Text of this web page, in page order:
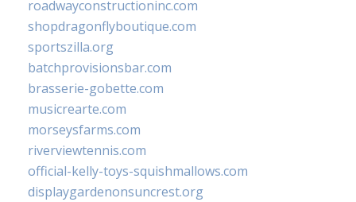
roadwayconstructioninc.com
shopdragonflyboutique.com
sportszilla.org
batchprovisionsbar.com
brasserie-gobette.com
musicrearte.com
morseysfarms.com
riverviewtennis.com
official-kelly-toys-squishmallows.com
displaygardenonsuncrest.org